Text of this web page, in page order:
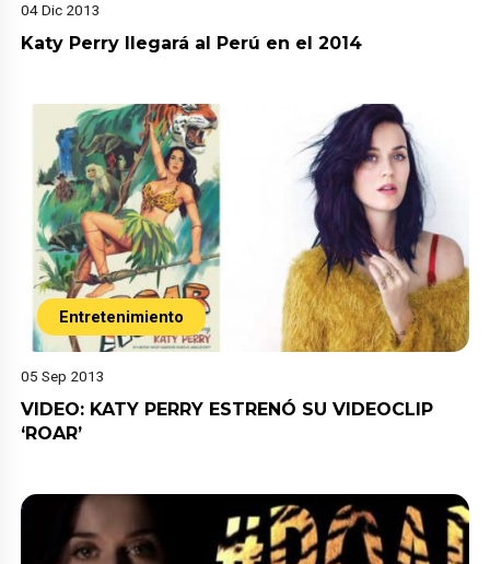
04 Dic 2013
Katy Perry llegará al Perú en el 2014
Entretenimiento
05 Sep 2013
VIDEO: KATY PERRY ESTRENÓ SU VIDEOCLIP
‘ROAR’